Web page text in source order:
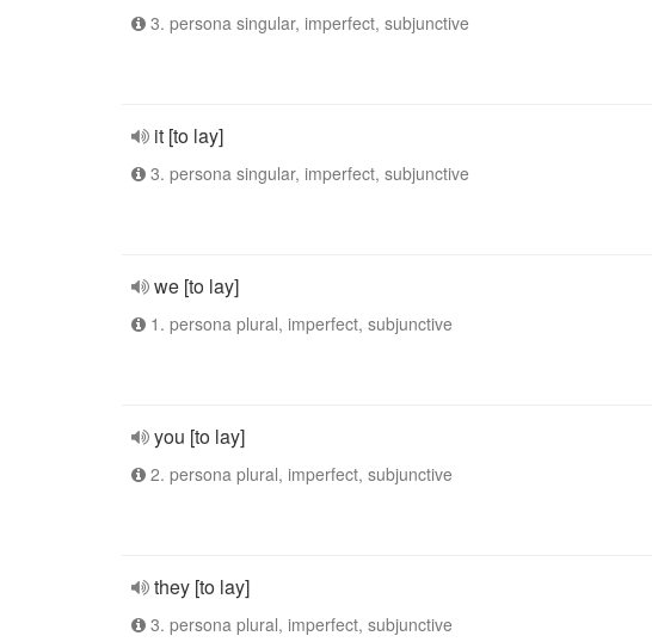
3. persona singular, imperfect, subjunctive
it [to lay]
3. persona singular, imperfect, subjunctive
we [to lay]
1. persona plural, imperfect, subjunctive
you [to lay]
2. persona plural, imperfect, subjunctive
they [to lay]
3. persona plural, imperfect, subjunctive